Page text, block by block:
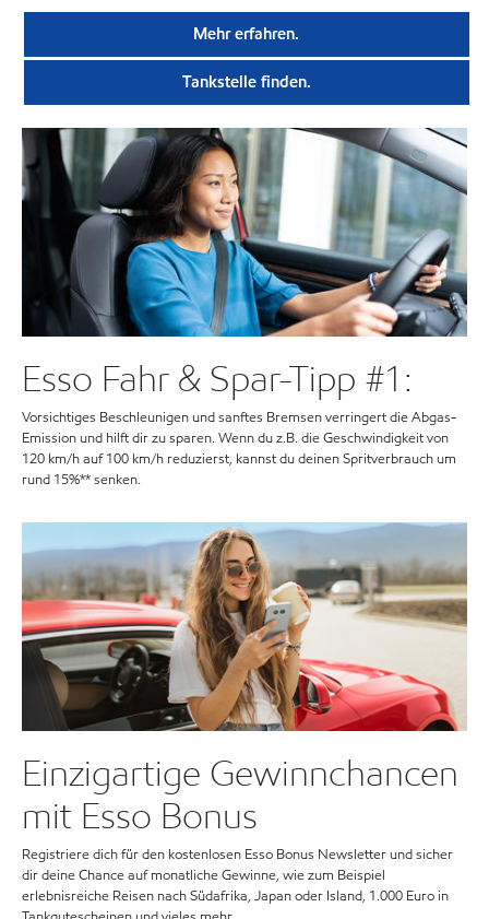
Mehr erfahren.
Tankstelle finden.
Esso Fahr & Spar-Tipp #1:
Vorsichtiges Beschleunigen und sanftes Bremsen verringert die Abgas-
Emission und hilft dir zu sparen. Wenn du z.B. die Geschwindigkeit von
120 km/h auf 100 km/h reduzierst, kannst du deinen Spritverbrauch um
rund 15%** senken.
Einzigartige Gewinnchancen
mit Esso Bonus
Registriere dich für den kostenlosen Esso Bonus Newsletter und sicher
dir deine Chance auf monatliche Gewinne, wie zum Beispiel
erlebnisreiche Reisen nach Südafrika, Japan oder Island, 1.000 Euro in